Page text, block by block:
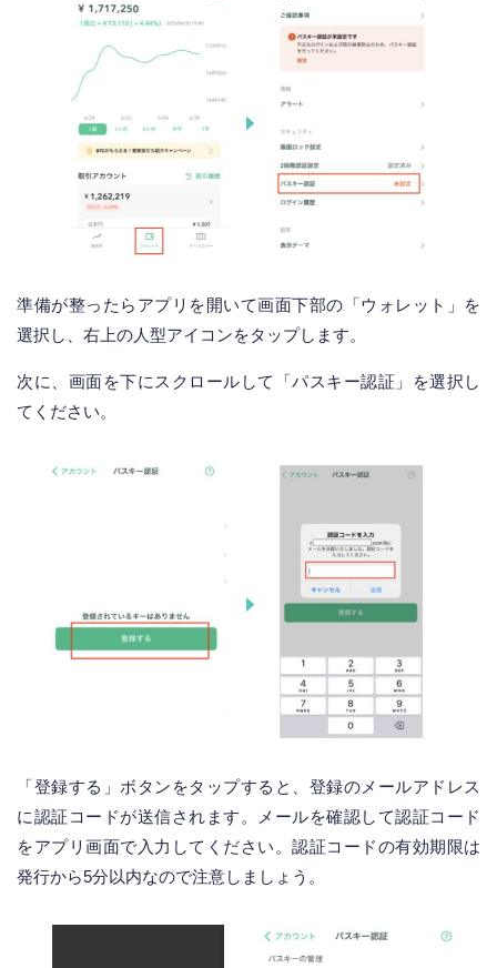
準備が整ったらアプリを開いて画面下部の「ウォレット」を
選択し、右上の人型アイコンをタップします。
次に、画面を下にスクロールして「パスキー認証」を選択し
てください。
「登録する」ボタンをタップすると、登録のメールアドレス
に認証コードが送信されます。メールを確認して認証コード
をアプリ画面で入力してください。認証コードの有効期限は
発行から5分以内なので注意しましょう。